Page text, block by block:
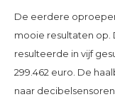
De eerdere
mooie resultaten op.
resulteerde in vijf
299.462 euro. De
naar